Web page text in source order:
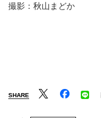
撮影：秋山まどか
SHARE